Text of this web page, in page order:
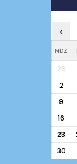
‹
NDZ
26
2
9
16
23
30